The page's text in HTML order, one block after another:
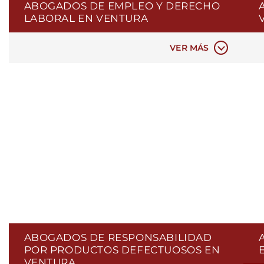
ABOGADOS DE EMPLEO Y DERECHO
LABORAL EN VENTURA
VER MÁS
ACOSO LABORAL
COMPENSACIÓN DE TRABAJADORES
ABOGADOS DE RESPONSABILIDAD
POR PRODUCTOS DEFECTUOSOS EN